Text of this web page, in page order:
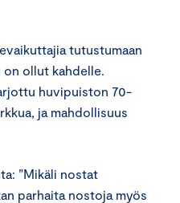
tutustumaan
on ollut kahdelle.
huvipuiston 70-
ja mahdollisuus
”Mikäli nostat
parhaita nostoja myös